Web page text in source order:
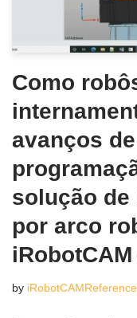
Como
avanços
solução
por arco
by iRobotCAMReference